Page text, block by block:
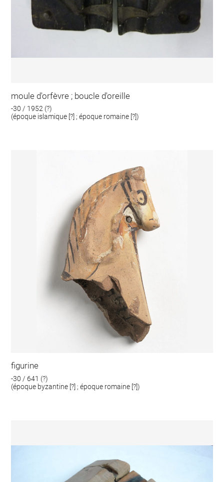
moule d'orfèvre ; boucle d'oreille
-30 / 1952 (?)
(époque islamique [?] ; époque romaine [?])
figurine
-30 / 641 (?)
(époque byzantine [?] ; époque romaine [?])